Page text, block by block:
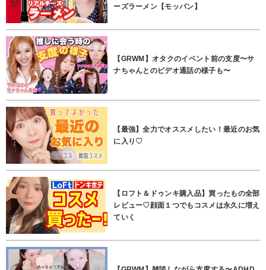
ーズラーメン【モッパン】
【GRWM】オタクのイベント前の支度〜サ
ナちゃんとのビデオ通話の様子も〜
【最強】全力でオススメしたい！最近のお気
に入り♡
【ロフト＆ドゥンキ購入品】買ったもの全部
レビュー♡顔面１つでもコスメは永久に増え
ていく